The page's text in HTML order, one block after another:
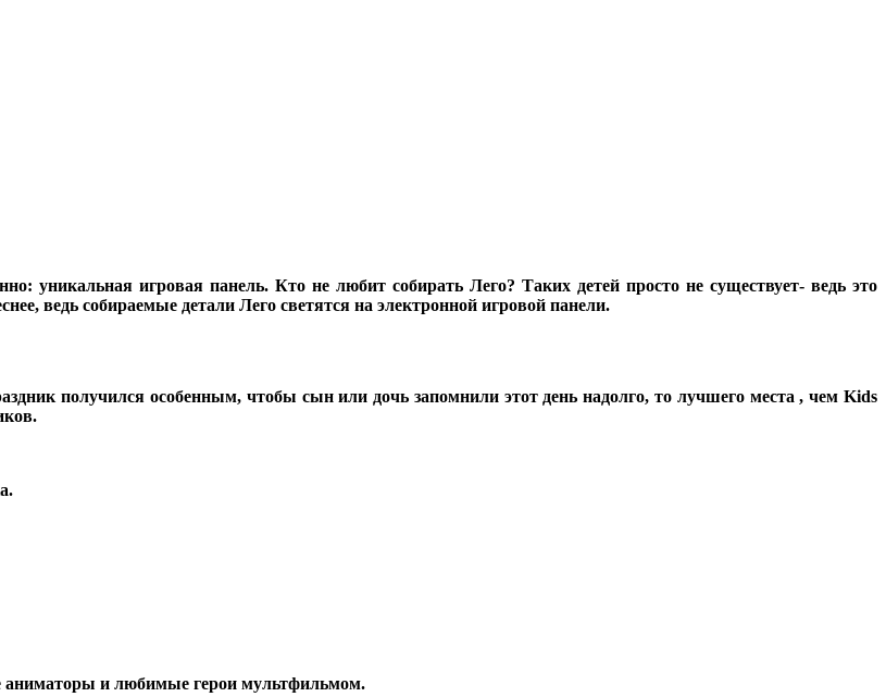
уникальная игровая панель. Кто не любит собирать Лего? Таких детей просто не существует- ведь это
ведь собираемые детали Лего светятся на электронной игровой панели.
получился особенным, чтобы сын или дочь запомнили этот день надолго, то лучшего места , чем Kids
аниматоры и любимые герои мультфильмом.